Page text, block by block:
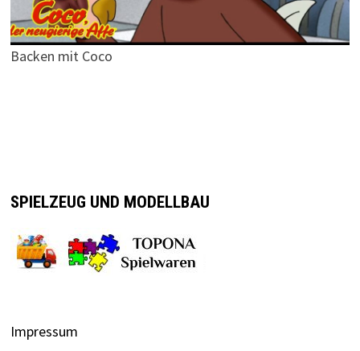
Backen mit Coco
SPIELZEUG UND MODELLBAU
Impressum